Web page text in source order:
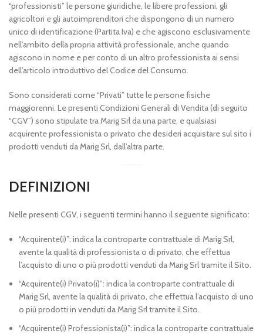
“professionisti” le persone giuridiche, le libere professioni, gli
agricoltori e gli autoimprenditori che dispongono di un numero
unico di identificazione (Partita Iva) e che agiscono esclusivamente
nell’ambito della propria attività professionale, anche quando
agiscono in nome e per conto di un altro professionista ai sensi
dell’articolo introduttivo del Codice del Consumo.
Sono considerati come “Privati” tutte le persone fisiche
maggiorenni. Le presenti Condizioni Generali di Vendita (di seguito
“CGV”) sono stipulate tra Marig Srl da una parte, e qualsiasi
acquirente professionista o privato che desideri acquistare sul sito i
prodotti venduti da Marig Srl, dall’altra parte.
DEFINIZIONI
Nelle presenti CGV, i seguenti termini hanno il seguente significato:
“Acquirente(i)”: indica la controparte contrattuale di Marig Srl,
avente la qualità di professionista o di privato, che effettua
l’acquisto di uno o più prodotti venduti da Marig Srl tramite il Sito.
“Acquirente(i) Privato(i)”: indica la controparte contrattuale di
Marig Srl, avente la qualità di privato, che effettua l’acquisto di uno
o più prodotti in venduti da Marig Srl tramite il Sito.
“Acquirente(i) Professionista(i)”: indica la controparte contrattuale